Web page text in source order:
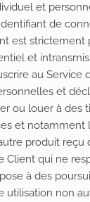
et
de
est strictement
et
au Service
et
ou louer à des
et notamment
produit reçu
Client qui ne
à des
utilisation non